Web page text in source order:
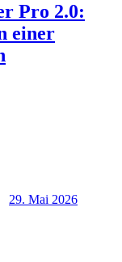
Pro 2.0:
einer
29. Mai 2026